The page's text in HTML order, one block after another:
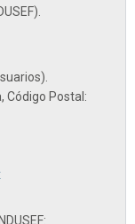
Código Postal: